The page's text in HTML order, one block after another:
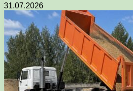
31.07.2026